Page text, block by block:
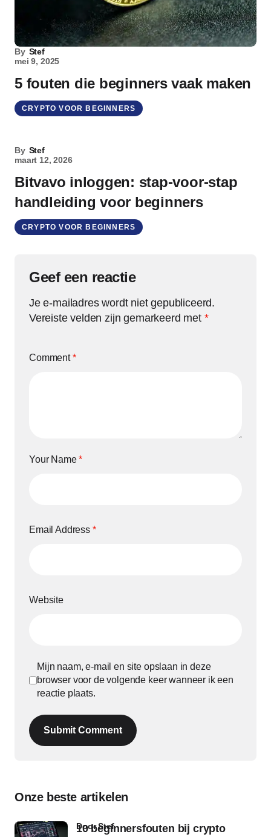
By Stef
mei 9, 2025
5 fouten die beginners vaak maken
CRYPTO VOOR BEGINNERS
By Stef
maart 12, 2026
Bitvavo inloggen: stap-voor-stap
handleiding voor beginners
CRYPTO VOOR BEGINNERS
Geef een reactie
Je e-mailadres wordt niet gepubliceerd.
Vereiste velden zijn gemarkeerd met *
Comment*
Your Name*
Email Address *
Website
Mijn naam, e-mail en site opslaan in deze
browser voor de volgende keer wanneer ik een
reactie plaats.
Submit Comment
Onze beste artikelen
10 beginnersfouten bij crypto
door Stef